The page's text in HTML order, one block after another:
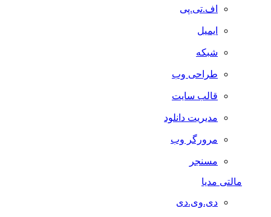
اف.تی.پی
ایمیل
شبکه
طراحی وب
قالب سایت
مدیریت دانلود
مرورگر وب
مسنجر
مالتی مدیا
دی.وی.دی